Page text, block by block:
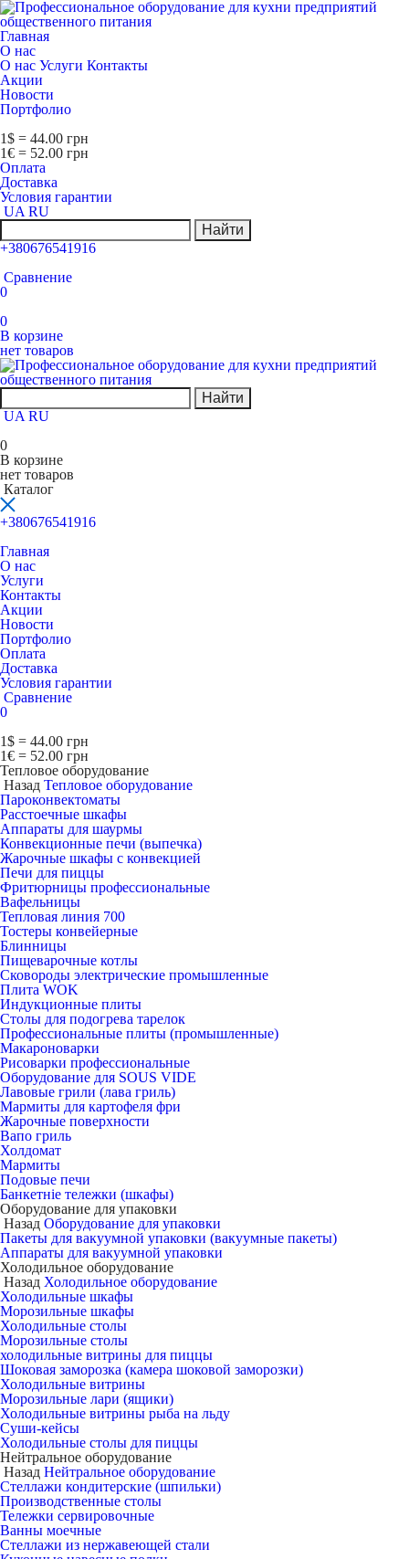
Главная
О нас
О нас Услуги Контакты
Акции
Новости
Портфолио
1$ = 44.00 грн
1€ = 52.00 грн
Оплата
Доставка
Условия гарантии
UA RU
Найти
+380676541916
Сравнение
0
0
В корзине
нет товаров
Найти
UA RU
0
В корзине
нет товаров
Каталог
+380676541916
Главная
О нас
Услуги
Контакты
Акции
Новости
Портфолио
Оплата
Доставка
Условия гарантии
Сравнение
0
1$ = 44.00 грн
1€ = 52.00 грн
Тепловое оборудование
Назад Тепловое оборудование
Пароконвектоматы
Расcтоечные шкафы
Аппараты для шаурмы
Конвекционные печи (выпечка)
Жарочные шкафы с конвекцией
Печи для пиццы
Фритюрницы профессиональные
Вафельницы
Тепловая линия 700
Тостеры конвейерные
Блинницы
Пищеварочные котлы
Сковороды электрические промышленные
Плита WOK
Индукционные плиты
Столы для подогрева тарелок
Профессиональные плиты (промышленные)
Макароноварки
Рисоварки профессиональные
Оборудование для SOUS VIDE
Лавовые грили (лава гриль)
Мармиты для картофеля фри
Жарочные поверхности
Вапо гриль
Холдомат
Мармиты
Подовые печи
Банкетніе тележки (шкафы)
Оборудование для упаковки
Назад Оборудование для упаковки
Пакеты для вакуумной упаковки (вакуумные пакеты)
Аппараты для вакуумной упаковки
Холодильное оборудование
Назад Холодильное оборудование
Холодильные шкафы
Морозильные шкафы
Холодильные столы
Морозильные столы
холодильные витрины для пиццы
Шоковая заморозка (камера шоковой заморозки)
Холодильные витрины
Морозильные лари (ящики)
Холодильные витрины рыба на льду
Суши-кейсы
Холодильные столы для пиццы
Нейтральное оборудование
Назад Нейтральное оборудование
Стеллажи кондитерские (шпильки)
Производственные столы
Тележки сервировочные
Ванны моечные
Стеллажи из нержавеющей стали